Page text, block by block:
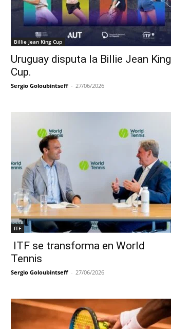
Billie Jean King Cup
Uruguay disputa la Billie Jean King
Cup.
Sergio Goloubintseff - 27/06/2026
ITF
ITF se transforma en World
Tennis
Sergio Goloubintseff - 27/06/2026